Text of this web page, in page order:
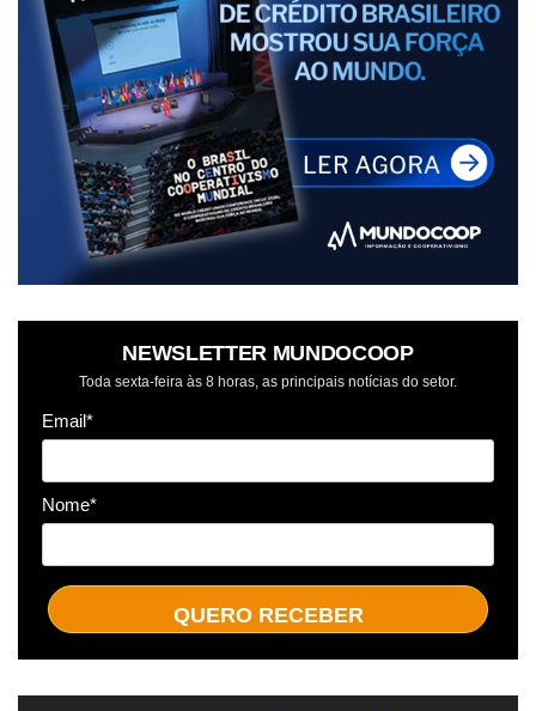
NEWSLETTER MUNDOCOOP
Toda sexta-feira às 8 horas, as principais notícias do setor.
Email*
Nome*
QUERO RECEBER